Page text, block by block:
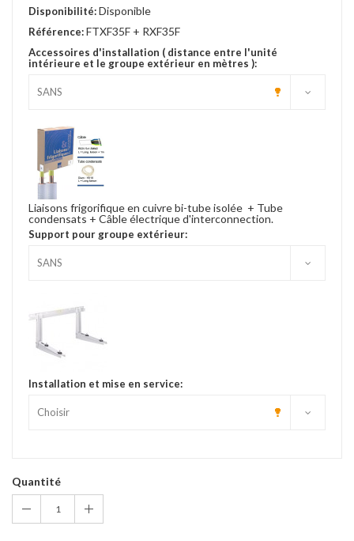
Disponibilité:Disponible
Référence:FTXF35F + RXF35F
Accessoires d'installation ( distance entre l'unité
intérieure et le groupe extérieur en mètres ):
Liaisons frigorifique en cuivre bi-tube isolée + Tube
condensats + Câble électrique d'interconnection.
Support pour groupe extérieur:
Installation et mise en service:
Quantité
1